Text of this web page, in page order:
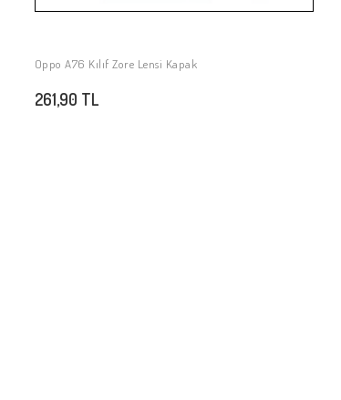
Stokta Yok
Oppo A76 Kılıf Zore Lensi Kapak
261,90 TL